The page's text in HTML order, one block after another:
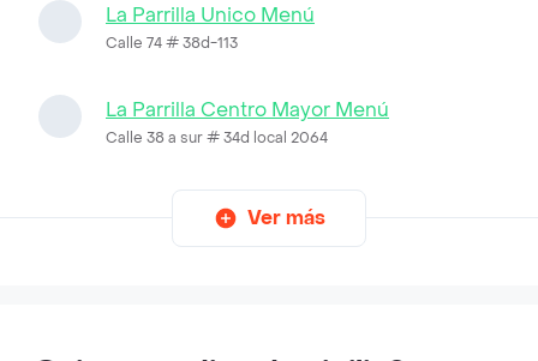
La Parrilla Unico Menú
Calle 74 # 38d-113
La Parrilla Centro Mayor Menú
Calle 38 a sur # 34d local 2064
Ver más